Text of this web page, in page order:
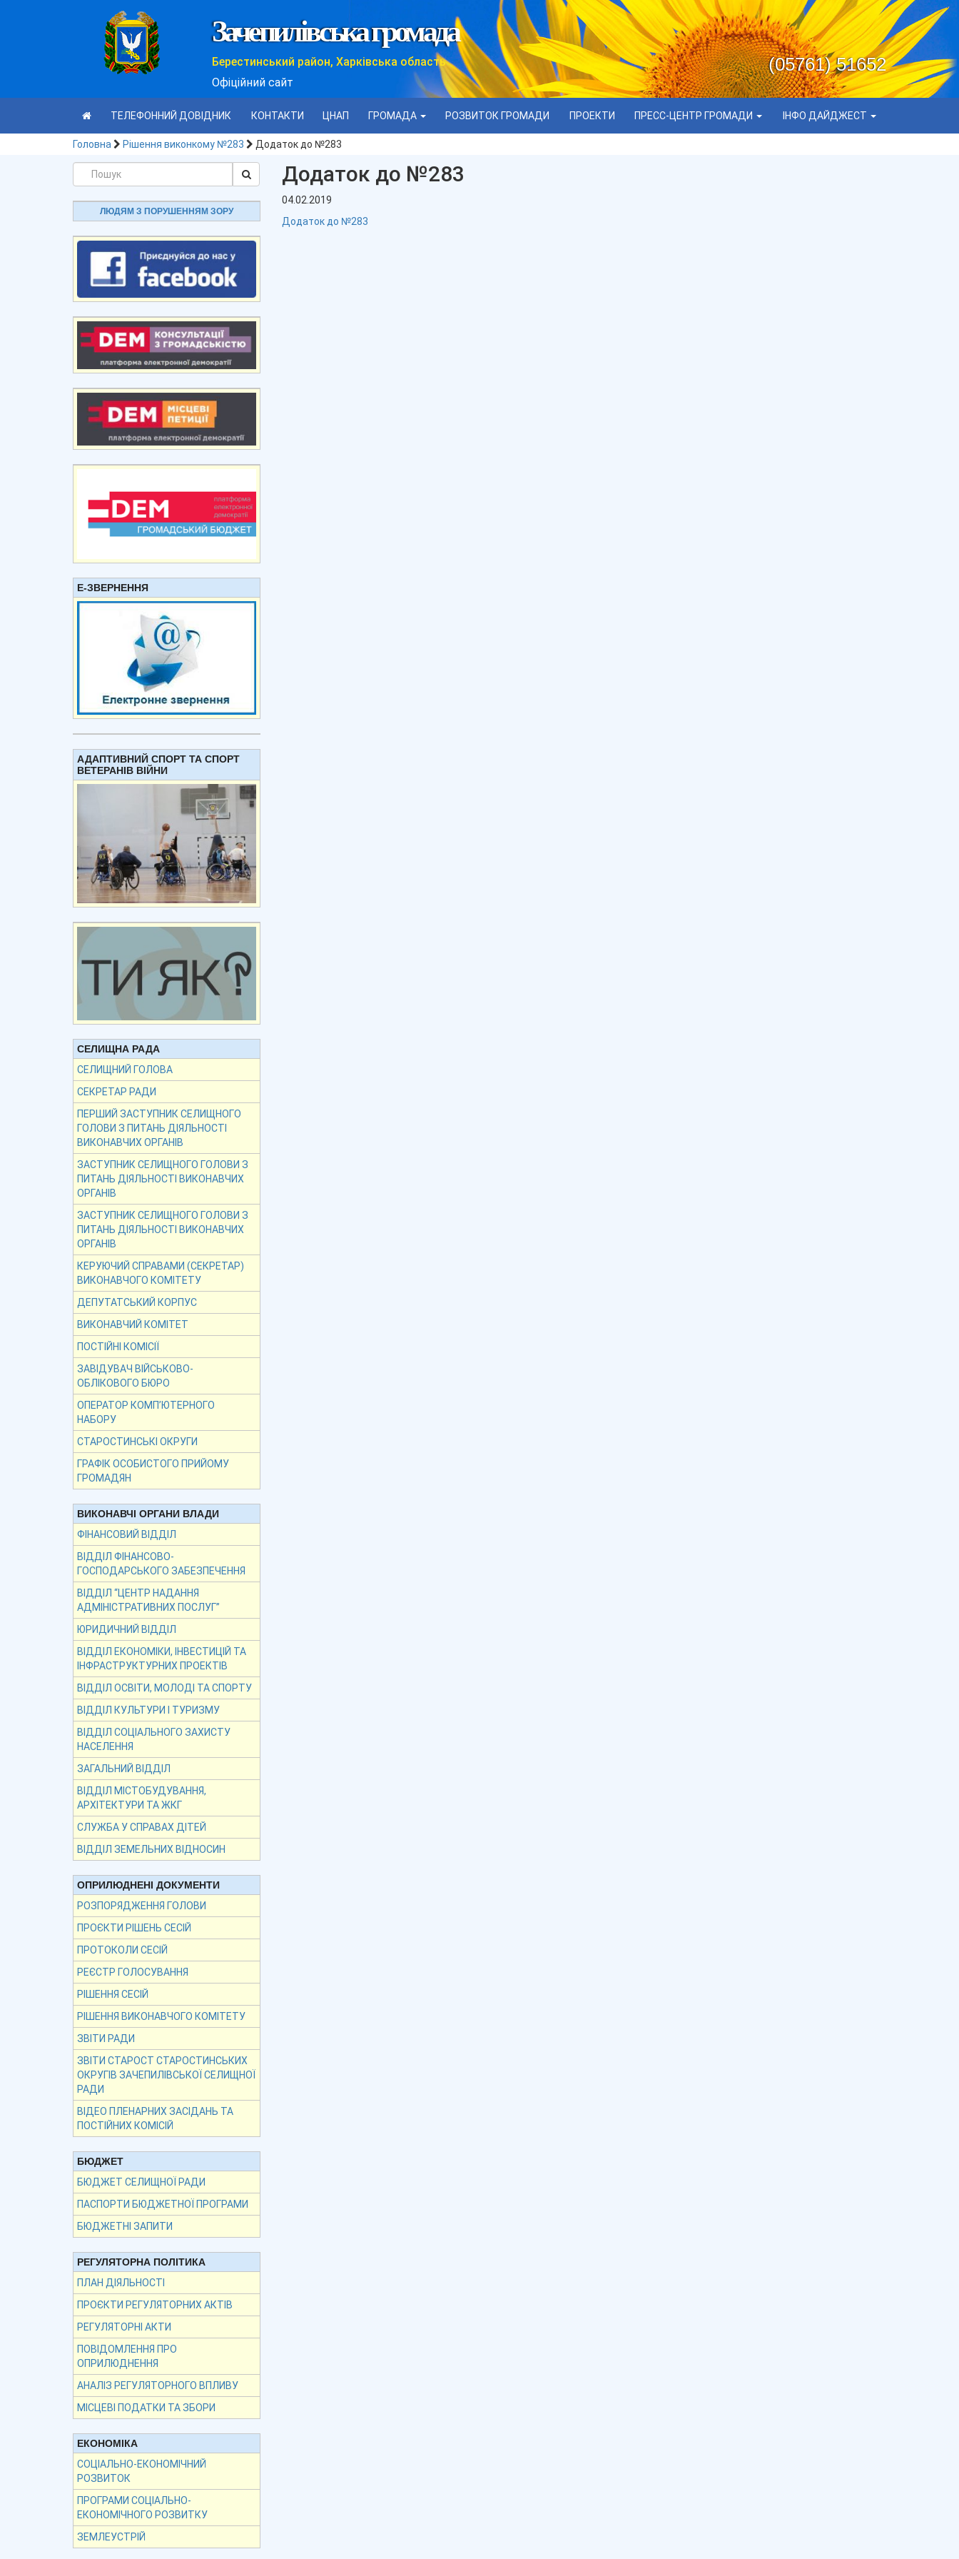
Зачепилівська громада
Берестинський район, Харківська область
Офіційний сайт
(05761) 51652
ТЕЛЕФОННИЙ ДОВІДНИК КОНТАКТИ ЦНАП ГРОМАДА РОЗВИТОК ГРОМАДИ ПРОЕКТИ ПРЕСС-ЦЕНТР ГРОМАДИ ІНФО ДАЙДЖЕСТ
Головна Рішення виконкому №283 Додаток до №283
ЛЮДЯМ З ПОРУШЕННЯМ ЗОРУ
Е-ЗВЕРНЕННЯ
АДАПТИВНИЙ СПОРТ ТА СПОРТ
ВЕТЕРАНІВ ВІЙНИ
СЕЛИЩНА РАДА
СЕЛИЩНИЙ ГОЛОВА
СЕКРЕТАР РАДИ
ПЕРШИЙ ЗАСТУПНИК СЕЛИЩНОГО
ГОЛОВИ З ПИТАНЬ ДІЯЛЬНОСТІ
ВИКОНАВЧИХ ОРГАНІВ
ЗАСТУПНИК СЕЛИЩНОГО ГОЛОВИ З
ПИТАНЬ ДІЯЛЬНОСТІ ВИКОНАВЧИХ
ОРГАНІВ
ЗАСТУПНИК СЕЛИЩНОГО ГОЛОВИ З
ПИТАНЬ ДІЯЛЬНОСТІ ВИКОНАВЧИХ
ОРГАНІВ
КЕРУЮЧИЙ СПРАВАМИ (СЕКРЕТАР)
ВИКОНАВЧОГО КОМІТЕТУ
ДЕПУТАТСЬКИЙ КОРПУС
ВИКОНАВЧИЙ КОМІТЕТ
ПОСТІЙНІ КОМІСІЇ
ЗАВІДУВАЧ ВІЙСЬКОВО-
ОБЛІКОВОГО БЮРО
ОПЕРАТОР КОМП’ЮТЕРНОГО
НАБОРУ
СТАРОСТИНСЬКІ ОКРУГИ
ГРАФІК ОСОБИСТОГО ПРИЙОМУ
ГРОМАДЯН
ВИКОНАВЧІ ОРГАНИ ВЛАДИ
ФІНАНСОВИЙ ВІДДІЛ
ВІДДІЛ ФІНАНСОВО-
ГОСПОДАРСЬКОГО ЗАБЕЗПЕЧЕННЯ
ВІДДІЛ “ЦЕНТР НАДАННЯ
АДМІНІСТРАТИВНИХ ПОСЛУГ”
ЮРИДИЧНИЙ ВІДДІЛ
ВІДДІЛ ЕКОНОМІКИ, ІНВЕСТИЦІЙ ТА
ІНФРАСТРУКТУРНИХ ПРОЕКТІВ
ВІДДІЛ ОСВІТИ, МОЛОДІ ТА СПОРТУ
ВІДДІЛ КУЛЬТУРИ І ТУРИЗМУ
ВІДДІЛ СОЦІАЛЬНОГО ЗАХИСТУ
НАСЕЛЕННЯ
ЗАГАЛЬНИЙ ВІДДІЛ
ВІДДІЛ МІСТОБУДУВАННЯ,
АРХІТЕКТУРИ ТА ЖКГ
СЛУЖБА У СПРАВАХ ДІТЕЙ
ВІДДІЛ ЗЕМЕЛЬНИХ ВІДНОСИН
ОПРИЛЮДНЕНІ ДОКУМЕНТИ
РОЗПОРЯДЖЕННЯ ГОЛОВИ
ПРОЄКТИ РІШЕНЬ СЕСІЙ
ПРОТОКОЛИ СЕСІЙ
РЕЄСТР ГОЛОСУВАННЯ
РІШЕННЯ СЕСІЙ
РІШЕННЯ ВИКОНАВЧОГО КОМІТЕТУ
ЗВІТИ РАДИ
ЗВІТИ СТАРОСТ СТАРОСТИНСЬКИХ
ОКРУГІВ ЗАЧЕПИЛІВСЬКОЇ СЕЛИЩНОЇ
РАДИ
ВІДЕО ПЛЕНАРНИХ ЗАСІДАНЬ ТА
ПОСТІЙНИХ КОМІСІЙ
БЮДЖЕТ
БЮДЖЕТ СЕЛИЩНОЇ РАДИ
ПАСПОРТИ БЮДЖЕТНОЇ ПРОГРАМИ
БЮДЖЕТНІ ЗАПИТИ
РЕГУЛЯТОРНА ПОЛІТИКА
ПЛАН ДІЯЛЬНОСТІ
ПРОЄКТИ РЕГУЛЯТОРНИХ АКТІВ
РЕГУЛЯТОРНІ АКТИ
ПОВІДОМЛЕННЯ ПРО
ОПРИЛЮДНЕННЯ
АНАЛІЗ РЕГУЛЯТОРНОГО ВПЛИВУ
МІСЦЕВІ ПОДАТКИ ТА ЗБОРИ
ЕКОНОМІКА
СОЦІАЛЬНО-ЕКОНОМІЧНИЙ
РОЗВИТОК
ПРОГРАМИ СОЦІАЛЬНО-
ЕКОНОМІЧНОГО РОЗВИТКУ
ЗЕМЛЕУСТРІЙ
Додаток до №283
04.02.2019
Додаток до №283